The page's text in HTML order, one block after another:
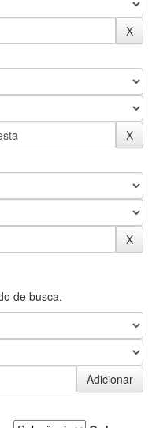
de busca.